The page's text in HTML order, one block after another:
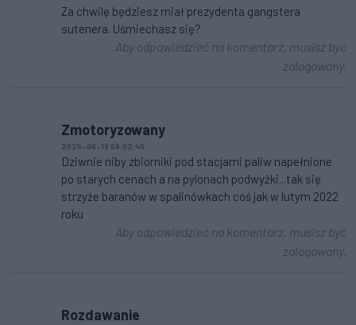
Za chwilę będziesz miał prezydenta gangstera
sutenera. Uśmiechasz się?
Aby odpowiedzieć na komentarz, musisz być
zalogowany.
Zmotoryzowany
2025-06-19 08:02:40
Dziwnie niby zbiorniki pod stacjami paliw napełnione
po starych cenach a na pylonach podwyżki...tak się
strzyże baranów w spalinówkach coś jak w lutym 2022
roku
Aby odpowiedzieć na komentarz, musisz być
zalogowany.
Rozdawanie